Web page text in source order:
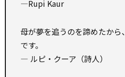
—Rupi Kaur
母が夢を追うのを諦めたから
です。
― ルピ・クーア（詩人）